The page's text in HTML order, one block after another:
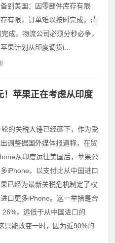
到美国：因零部件库存有限
有限，订单难以按时完成，清
成，物流公司必须分秒必争，
果计划从印度调货i...
！苹果正在考虑从印度
的关税大锤已经砸下，作为受
调整据国外媒体报道称，在贸
从印度运往美国后，苹果公
iPhone，以支付比从中国进口
已经为最新关税危机制定了权
口更多iPhone。这一举措是合
，远低于从中国进口的
只能改变一时，因为近90%的